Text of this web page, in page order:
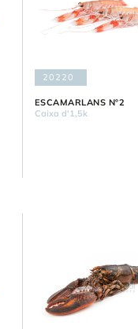
20220
ESCAMARLANS Nº2
Caixa d'1,5k